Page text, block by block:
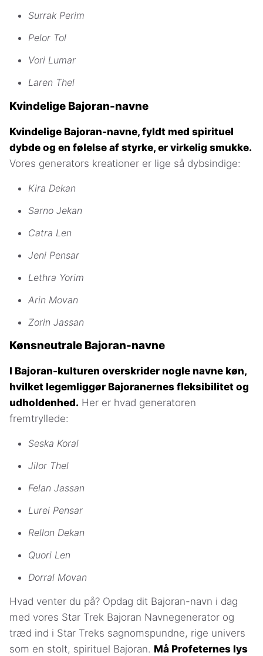
Surrak Perim
Pelor Tol
Vori Lumar
Laren Thel
Kvindelige Bajoran-navne
Kvindelige Bajoran-navne, fyldt med spirituel
dybde og en følelse af styrke, er virkelig smukke.
Vores generators kreationer er lige så dybsindige:
Kira Dekan
Sarno Jekan
Catra Len
Jeni Pensar
Lethra Yorim
Arin Movan
Zorin Jassan
Kønsneutrale Bajoran-navne
I Bajoran-kulturen overskrider nogle navne køn,
hvilket legemliggør Bajoranernes fleksibilitet og
udholdenhed. Her er hvad generatoren
fremtryllede:
Seska Koral
Jilor Thel
Felan Jassan
Lurei Pensar
Rellon Dekan
Quori Len
Dorral Movan
Hvad venter du på? Opdag dit Bajoran-navn i dag
med vores Star Trek Bajoran Navnegenerator og
træd ind i Star Treks sagnomspundne, rige univers
som en stolt, spirituel Bajoran. Må Profeternes lys